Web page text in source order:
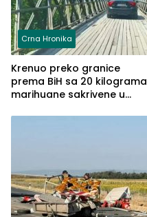
Crna Hronika
Krenuo preko granice
prema BiH sa 20 kilograma
marihuane sakrivene u